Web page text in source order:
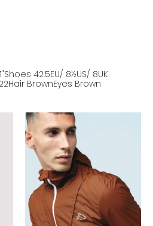
Shoes 42.5EU/ 8½US/ 8UK
Hair BrownEyes Brown